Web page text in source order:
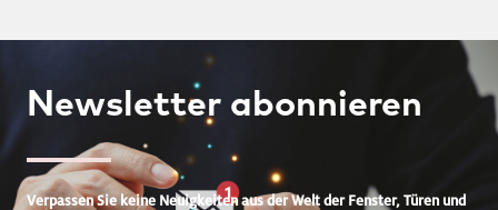
Newsletter abonnieren
Verpassen Sie keine Neuigkeiten aus der Welt der Fenster, Türen und